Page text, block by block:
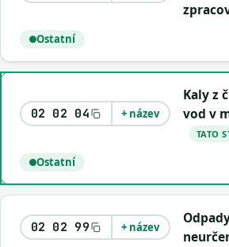
Ostatní
02 02 04 + název
Kaly z
vod v
TATO
Ostatní
02 02 99 + název